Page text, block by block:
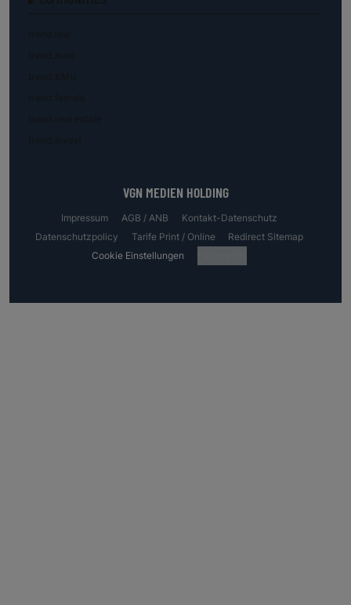
VGN MEDIEN HOLDING
Impressum AGB / ANB
Kontakt-Datenschutz
Datenschutzpolicy
Tarife Print / Online
Redirect Sitemap
Cookie Einstellungen